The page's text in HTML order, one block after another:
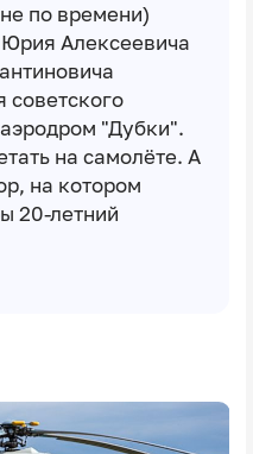
по времени)
Алексеевича
"Дубки".
на самолёте. А
на котором
20-летний